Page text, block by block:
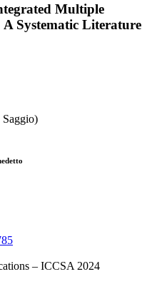
Multiple
A Systematic Literature
– ICCSA 2024